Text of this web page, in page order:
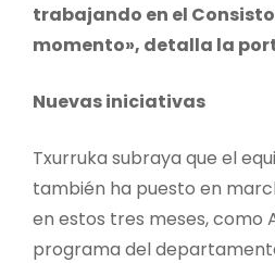
trabajando en el
momento», detalla la
Nuevas iniciativas
Txurruka subraya que el
también ha puesto en
en estos tres meses, como
programa del